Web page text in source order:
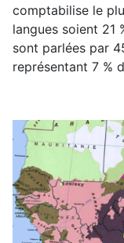
comptabilise le
langues soient 21
sont parlées par
représentant 7 %